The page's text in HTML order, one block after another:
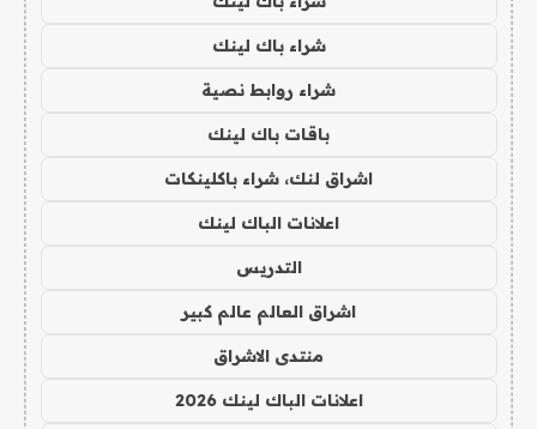
شراء باك لينك
شراء روابط نصية
باقات باك لينك
اشراق لنك، شراء باكلينكات
اعلانات الباك لينك
التدريس
اشراق العالم عالم كبير
منتدى الاشراق
اعلانات الباك لينك 2026